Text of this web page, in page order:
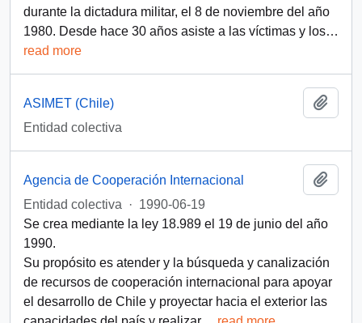
durante la dictadura militar, el 8 de noviembre del año
1980. Desde hace 30 años asiste a las víctimas y los…
read more
ASIMET (Chile)
Entidad colectiva
Agencia de Cooperación Internacional
Entidad colectiva
· 1990-06-19
Se crea mediante la ley 18.989 el 19 de junio del año
1990.
Su propósito es atender y la búsqueda y canalización
de recursos de cooperación internacional para apoyar
el desarrollo de Chile y proyectar hacia el exterior las